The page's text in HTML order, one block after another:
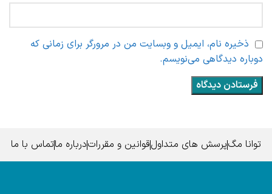
ذخیره نام، ایمیل و وبسایت من در مرورگر برای زمانی که
دوباره دیدگاهی می‌نویسم.
توانا مگپرسش های متداولقوانین و مقرراتدرباره ماتماس با ما